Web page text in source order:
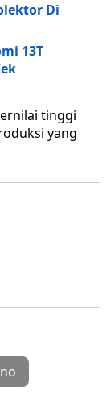
Di
13T
tinggi
yang